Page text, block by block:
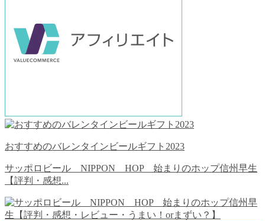
おすすめのバレンタインビールギフト2023
サッポロビール NIPPON HOP 始まりのホップ信州早生
【評判・感想...